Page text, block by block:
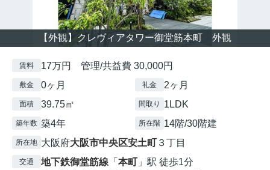
【外観】クレヴィアタワー御堂筋本町 外観
賃料 17万円 管理/共益費 30,000円
敷金 0ヶ月 礼金 2ヶ月
面積 39.75㎡ 間取り 1LDK
築年数 築4年 所在階 14階/30階建
所在地 大阪府大阪市中央区安土町 ３丁目
交通 地下鉄御堂筋線 「 本町 」駅 徒歩1分